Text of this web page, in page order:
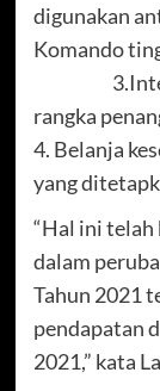
digunakan
3.Intensif
rangka
4. Belanja
yang
“Hal ini telah
dalam
Tahun 2021
pendapatan
2021,” kata